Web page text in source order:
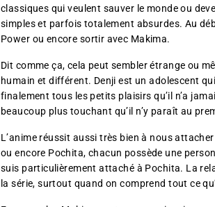
classiques qui veulent sauver le monde ou
simples et parfois totalement absurdes. Au
Power ou encore sortir avec Makima.
Dit comme ça, cela peut sembler étrange ou
humain et différent. Denji est un adolescent
finalement tous les petits plaisirs qu’il n’a
beaucoup plus touchant qu’il n’y paraît au
L’anime réussit aussi très bien à nous
ou encore Pochita, chacun possède une
suis particulièrement attaché à Pochita. La
la série, surtout quand on comprend tout ce